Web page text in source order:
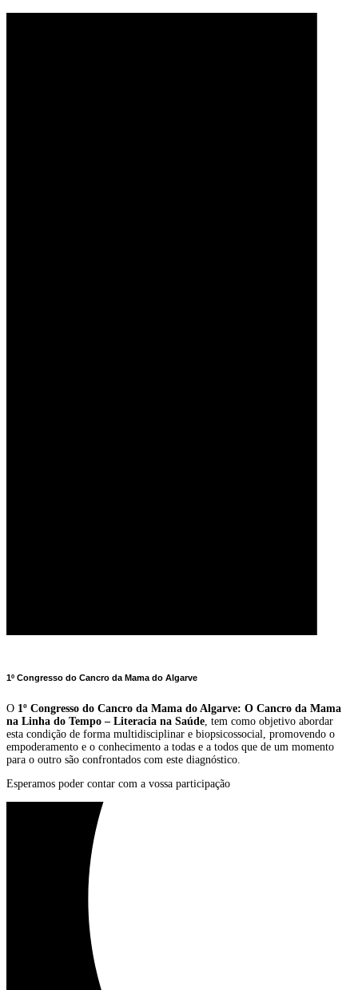
1º Congresso do Cancro da Mama do Algarve
O 1º Congresso do Cancro da Mama do Algarve: O Cancro da Mama
na Linha do Tempo – Literacia na Saúde, tem como objetivo abordar
esta condição de forma multidisciplinar e biopsicossocial, promovendo o
empoderamento e o conhecimento a todas e a todos que de um momento
para o outro são confrontados com este diagnóstico.
Esperamos poder contar com a vossa participação